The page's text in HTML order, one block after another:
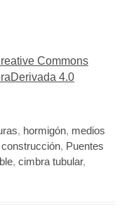
Commons
4.0
, hormigón, medios
, Puentes
, cimbra tubular,